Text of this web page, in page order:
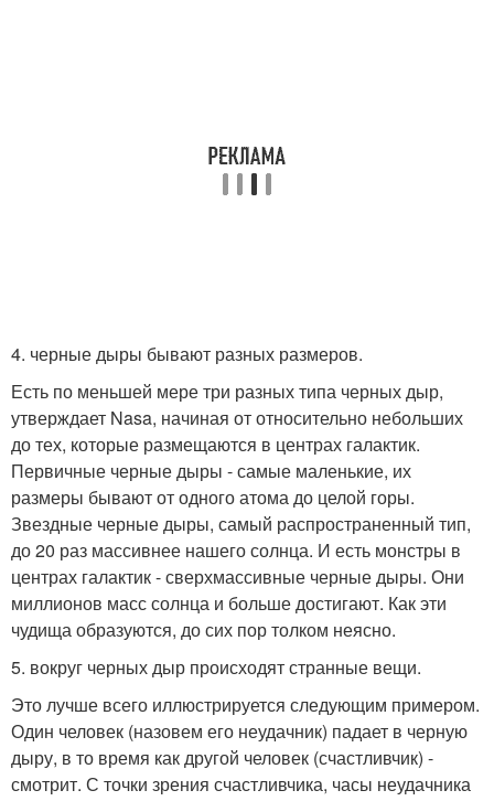
4. черные дыры бывают разных размеров.
Есть по меньшей мере три разных типа черных дыр,
утверждает Nasa, начиная от относительно небольших
до тех, которые размещаются в центрах галактик.
Первичные черные дыры - самые маленькие, их
размеры бывают от одного атома до целой горы.
Звездные черные дыры, самый распространенный тип,
до 20 раз массивнее нашего солнца. И есть монстры в
центрах галактик - сверхмассивные черные дыры. Они
миллионов масс солнца и больше достигают. Как эти
чудища образуются, до сих пор толком неясно.
5. вокруг черных дыр происходят странные вещи.
Это лучше всего иллюстрируется следующим примером.
Один человек (назовем его неудачник) падает в черную
дыру, в то время как другой человек (счастливчик) -
смотрит. С точки зрения счастливчика, часы неудачника